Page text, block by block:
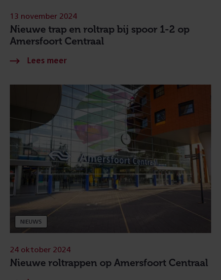
Nieuwe trap en roltrap bij spoor 1-2 op
Amersfoort Centraal
13 november 2024
NIEUWS
Nieuwe roltrappen op Amersfoort Centraal
24 oktober 2024